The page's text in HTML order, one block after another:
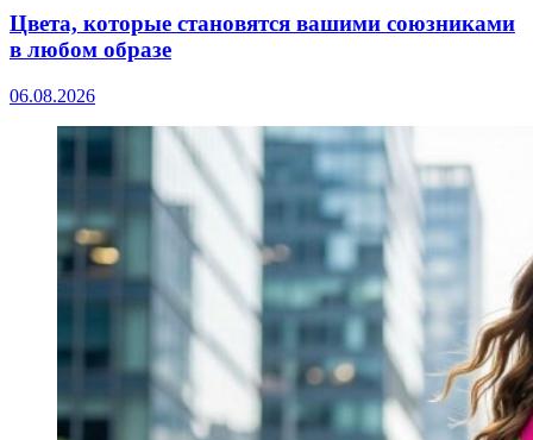
Цвета, которые становятся вашими союзниками
в любом образе
06.08.2026